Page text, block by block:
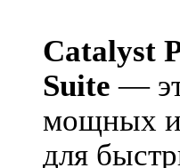
Catalyst
Suite —
мощных
для